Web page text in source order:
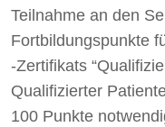
Teilnahme an den
Fortbildungspunkte
-Zertifikats
Qualifizierter
100 Punkte